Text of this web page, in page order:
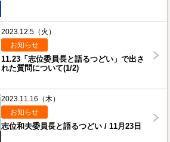
2023.12.5（火）
お知らせ
11.23「志位委員長と語るつどい」で出さ
れた質問について(1/2)
2023.11.16（木）
お知らせ
志位和夫委員長と語るつどい / 11月23日